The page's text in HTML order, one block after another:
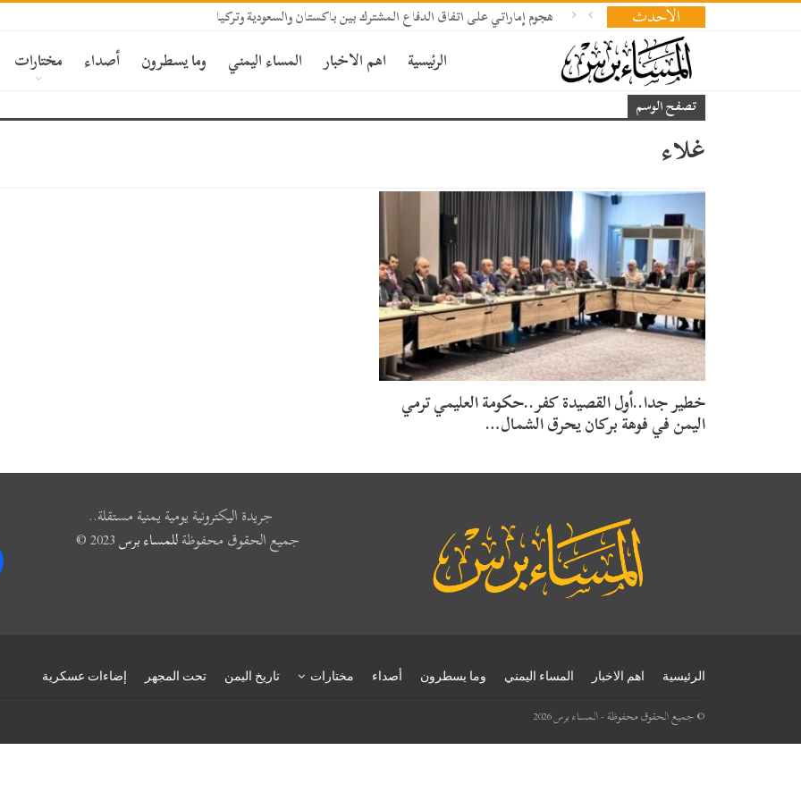
الأحدث هجوم إماراتي على اتفاق الدفاع المشترك بين باكستان والسعودية وتركيا
الرئيسية اهم الاخبار المساء اليمني وما يسطرون أصداء مختارات
تصفح الوسم
غلاء
خطير جدا..أول القصيدة كفر..حكومة العليمي ترمي
اليمن في فوهة بركان يحرق الشمال…
جريدة اليكترونية يومية يمنية مستقلة..
جميع الحقوق محفوظةللمساء برس
الرئيسية اهم الاخبار المساء اليمني وما يسطرون أصداء مختارات تاريخ اليمن تحت المجهر إضاءات عسكرية
© جميع الحقوق محفوظة - المساء برس 2026